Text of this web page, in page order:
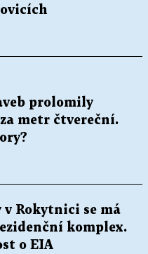
prolomily
metr čtvereční.
Rokytnici se má
komplex.
o EIA